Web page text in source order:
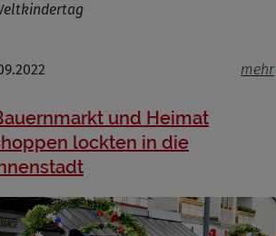
mehr
und Heimat
lockten in die